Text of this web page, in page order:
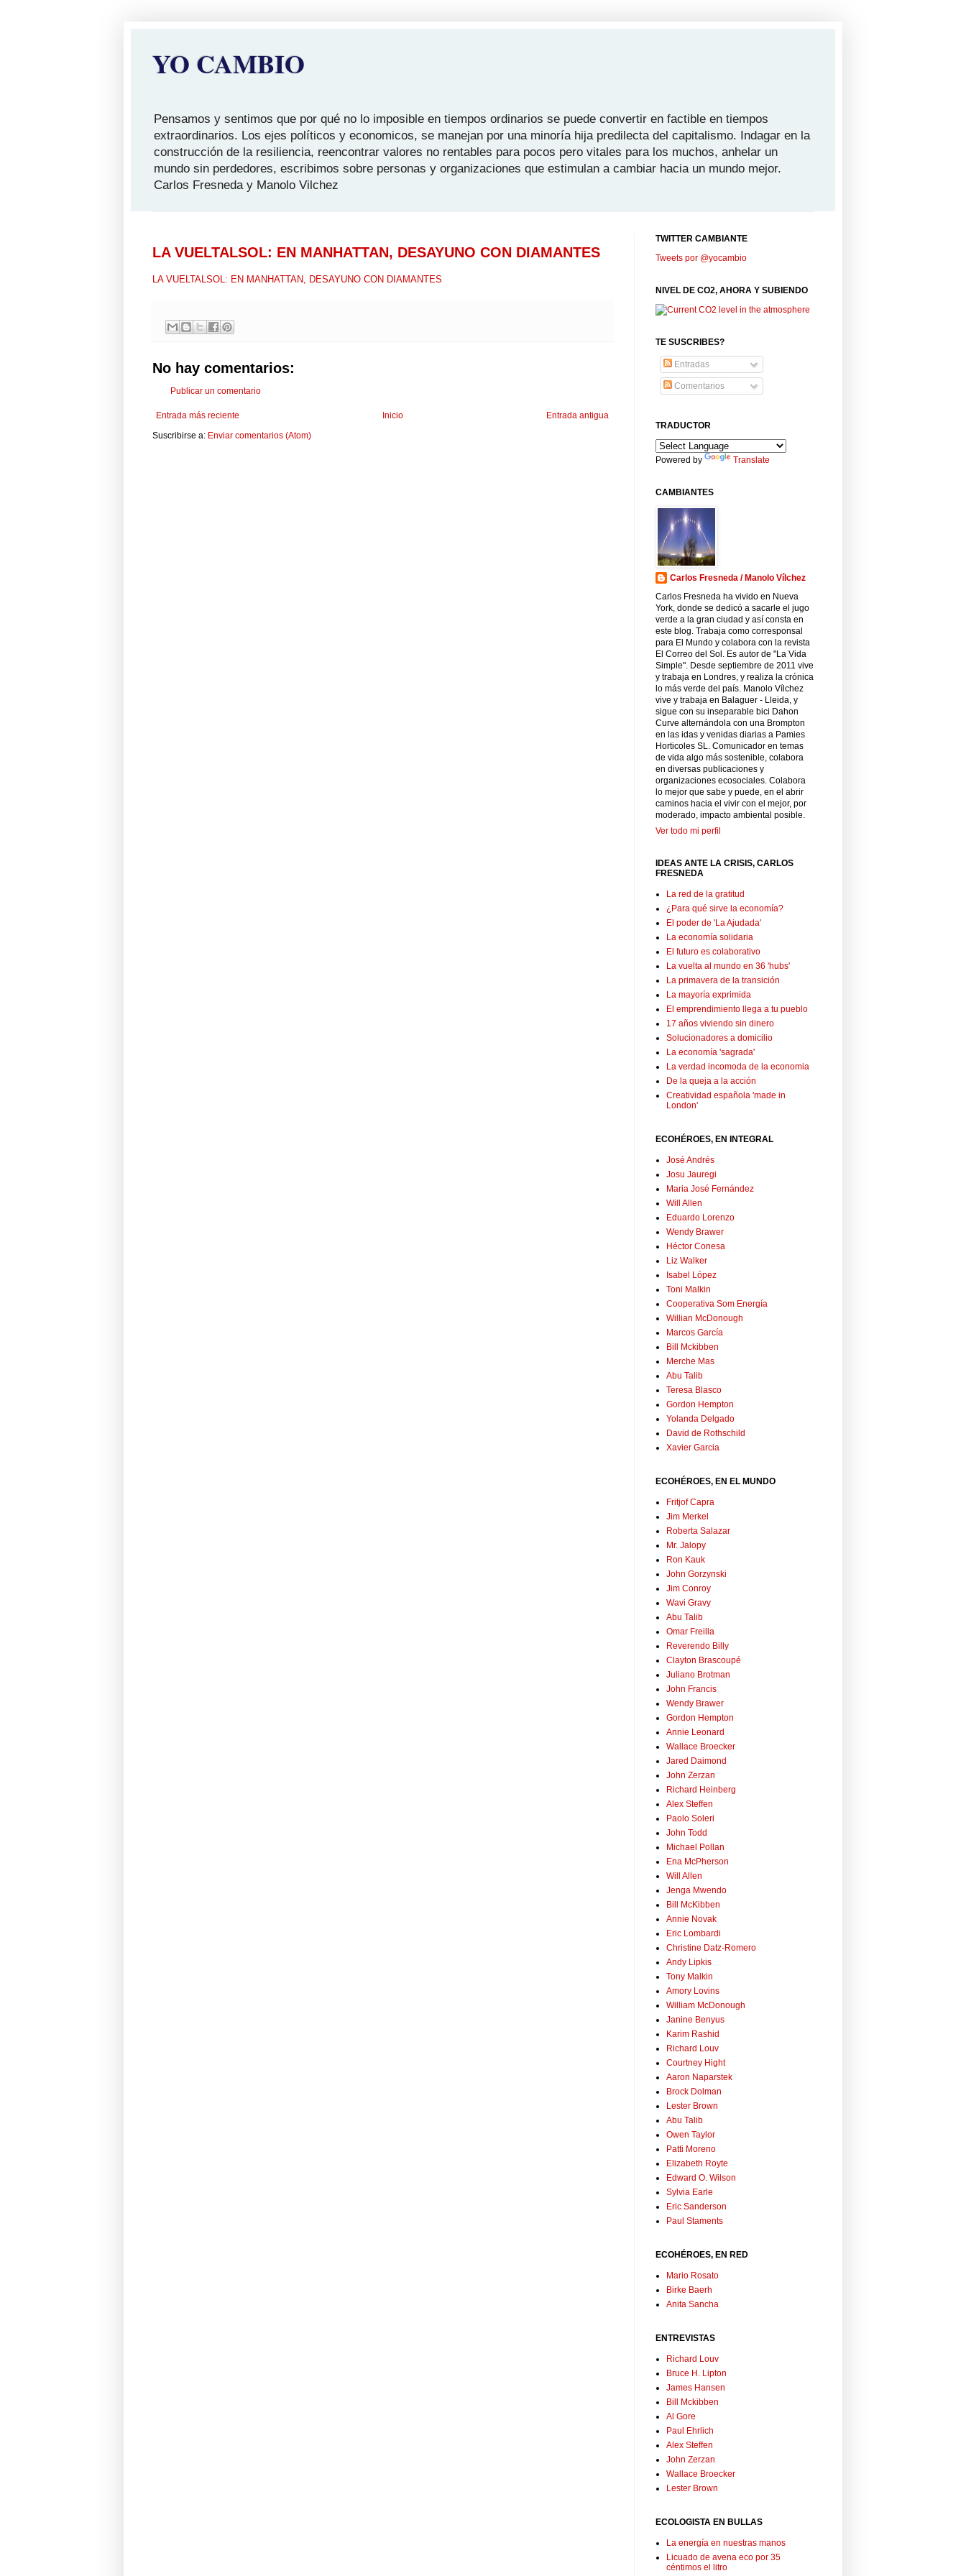
YO CAMBIO
Pensamos y sentimos que por qué no lo imposible en tiempos ordinarios se puede convertir en factible en tiempos
extraordinarios. Los ejes políticos y economicos, se manejan por una minoría hija predilecta del capitalismo. Indagar en la
construcción de la resiliencia, reencontrar valores no rentables para pocos pero vitales para los muchos, anhelar un
mundo sin perdedores, escribimos sobre personas y organizaciones que estimulan a cambiar hacia un mundo mejor.
Carlos Fresneda y Manolo Vilchez
LA VUELTALSOL: EN MANHATTAN, DESAYUNO CON DIAMANTES
LA VUELTALSOL: EN MANHATTAN, DESAYUNO CON DIAMANTES
No hay comentarios:
Publicar un comentario
Entrada más reciente Entrada antigua
Inicio
Suscribirse a: Enviar comentarios (Atom)
TWITTER CAMBIANTE
Tweets por @yocambio
NIVEL DE CO2, AHORA Y SUBIENDO
TE SUSCRIBES?
Entradas
Comentarios
TRADUCTOR
Powered by Translate
CAMBIANTES
Carlos Fresneda / Manolo Vílchez
Carlos Fresneda ha vivido en Nueva
York, donde se dedicó a sacarle el jugo
verde a la gran ciudad y así consta en
este blog. Trabaja como corresponsal
para El Mundo y colabora con la revista
El Correo del Sol. Es autor de "La Vida
Simple". Desde septiembre de 2011 vive
y trabaja en Londres, y realiza la crónica
lo más verde del país. Manolo Vílchez
vive y trabaja en Balaguer - Lleida, y
sigue con su inseparable bici Dahon
Curve alternándola con una Brompton
en las idas y venidas diarias a Pamies
Horticoles SL. Comunicador en temas
de vida algo más sostenible, colabora
en diversas publicaciones y
organizaciones ecosociales. Colabora
lo mejor que sabe y puede, en el abrir
caminos hacia el vivir con el mejor, por
moderado, impacto ambiental posible.
Ver todo mi perfil
IDEAS ANTE LA CRISIS, CARLOS
FRESNEDA
La red de la gratitud
¿Para qué sirve la economía?
El poder de 'La Ajudada'
La economía solidaria
El futuro es colaborativo
La vuelta al mundo en 36 'hubs'
La primavera de la transición
La mayoría exprimida
El emprendimiento llega a tu pueblo
17 años viviendo sin dinero
Solucionadores a domicilio
La economía 'sagrada'
La verdad incomoda de la economia
De la queja a la acción
Creatividad española 'made in
London'
ECOHÉROES, EN INTEGRAL
José Andrés
Josu Jauregi
Maria José Fernández
Will Allen
Eduardo Lorenzo
Wendy Brawer
Héctor Conesa
Liz Walker
Isabel López
Toni Malkin
Cooperativa Som Energía
Willian McDonough
Marcos García
Bill Mckibben
Merche Mas
Abu Talib
Teresa Blasco
Gordon Hempton
Yolanda Delgado
David de Rothschild
Xavier Garcia
ECOHÉROES, EN EL MUNDO
Fritjof Capra
Jim Merkel
Roberta Salazar
Mr. Jalopy
Ron Kauk
John Gorzynski
Jim Conroy
Wavi Gravy
Abu Talib
Omar Freilla
Reverendo Billy
Clayton Brascoupé
Juliano Brotman
John Francis
Wendy Brawer
Gordon Hempton
Annie Leonard
Wallace Broecker
Jared Daimond
John Zerzan
Richard Heinberg
Alex Steffen
Paolo Soleri
John Todd
Michael Pollan
Ena McPherson
Will Allen
Jenga Mwendo
Bill McKibben
Annie Novak
Eric Lombardi
Christine Datz-Romero
Andy Lipkis
Tony Malkin
Amory Lovins
William McDonough
Janine Benyus
Karim Rashid
Richard Louv
Courtney Hight
Aaron Naparstek
Brock Dolman
Lester Brown
Abu Talib
Owen Taylor
Patti Moreno
Elizabeth Royte
Edward O. Wilson
Sylvia Earle
Eric Sanderson
Paul Staments
ECOHÉROES, EN RED
Mario Rosato
Birke Baerh
Anita Sancha
ENTREVISTAS
Richard Louv
Bruce H. Lipton
James Hansen
Bill Mckibben
Al Gore
Paul Ehrlich
Alex Steffen
John Zerzan
Wallace Broecker
Lester Brown
ECOLOGISTA EN BULLAS
La energía en nuestras manos
Licuado de avena eco por 35
céntimos el litro